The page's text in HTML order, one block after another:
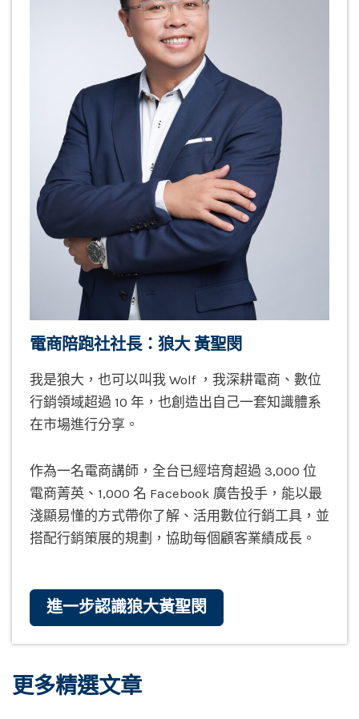
電商陪跑社社長：狼大 黃聖閔
我是狼大，也可以叫我 Wolf ，我深耕電商、數位
行銷領域超過 10 年，也創造出自己一套知識體系
在市場進行分享。
作為一名電商講師，全台已經培育超過 3,000 位
電商菁英、1,000 名 Facebook 廣告投手，能以最
淺顯易懂的方式帶你了解、活用數位行銷工具，並
搭配行銷策展的規劃，協助每個顧客業績成長。
進一步認識狼大黃聖閔
更多精選文章